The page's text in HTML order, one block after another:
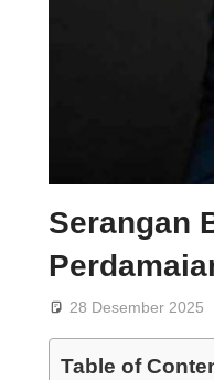
Serangan
28 Desember 2025
Table of